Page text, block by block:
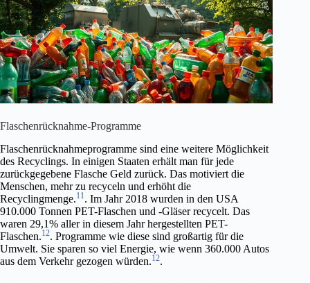
Flaschenrücknahme-Programme
Flaschenrücknahmeprogramme sind eine weitere Möglichkeit
des Recyclings. In einigen Staaten erhält man für jede
zurückgegebene Flasche Geld zurück. Das motiviert die
Menschen, mehr zu recyceln und erhöht die
Recyclingmenge.11. Im Jahr 2018 wurden in den USA
910.000 Tonnen PET-Flaschen und -Gläser recycelt. Das
waren 29,1% aller in diesem Jahr hergestellten PET-
Flaschen.12. Programme wie diese sind großartig für die
Umwelt. Sie sparen so viel Energie, wie wenn 360.000 Autos
aus dem Verkehr gezogen würden.12.